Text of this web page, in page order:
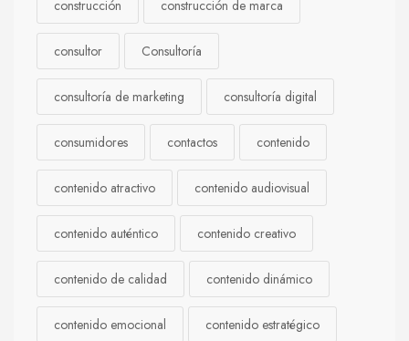
construcción construcción de marca
consultor Consultoría
consultoría de marketing consultoría digital
consumidores contactos contenido
contenido atractivo contenido audiovisual
contenido auténtico contenido creativo
contenido de calidad contenido dinámico
contenido emocional contenido estratégico